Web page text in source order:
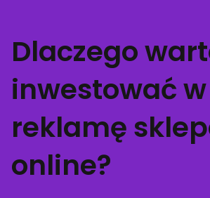
Dlaczego
inwestować w
reklamę
online?